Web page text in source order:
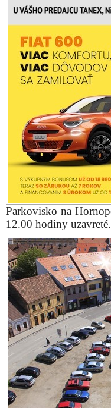
Parkovisko na
12.00 hodiny uzavreté.